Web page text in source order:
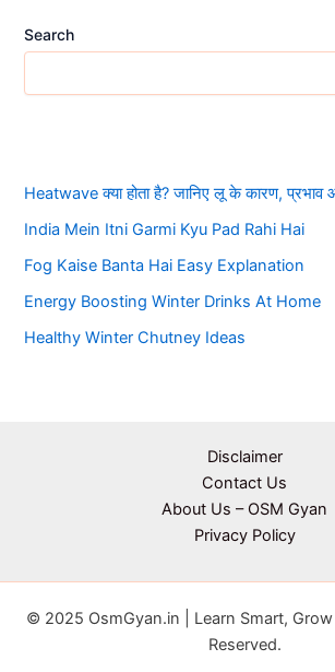
Search
Heatwave क्या होता है? जानिए लू के कारण, प्रभाव
India Mein Itni Garmi Kyu Pad Rahi Hai
Fog Kaise Banta Hai Easy Explanation
Energy Boosting Winter Drinks At Home
Healthy Winter Chutney Ideas
Disclaimer
Contact Us
About Us – OSM Gyan
Privacy Policy
© 2025 OsmGyan.in | Learn Smart,
Reserved.